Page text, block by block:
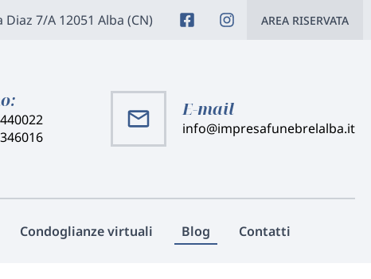
Diaz 7/A 12051 Alba (CN) AREA RISERVATA
E-mail
info@impresafunebrelalba.it
Condoglianze virtuali Blog Contatti